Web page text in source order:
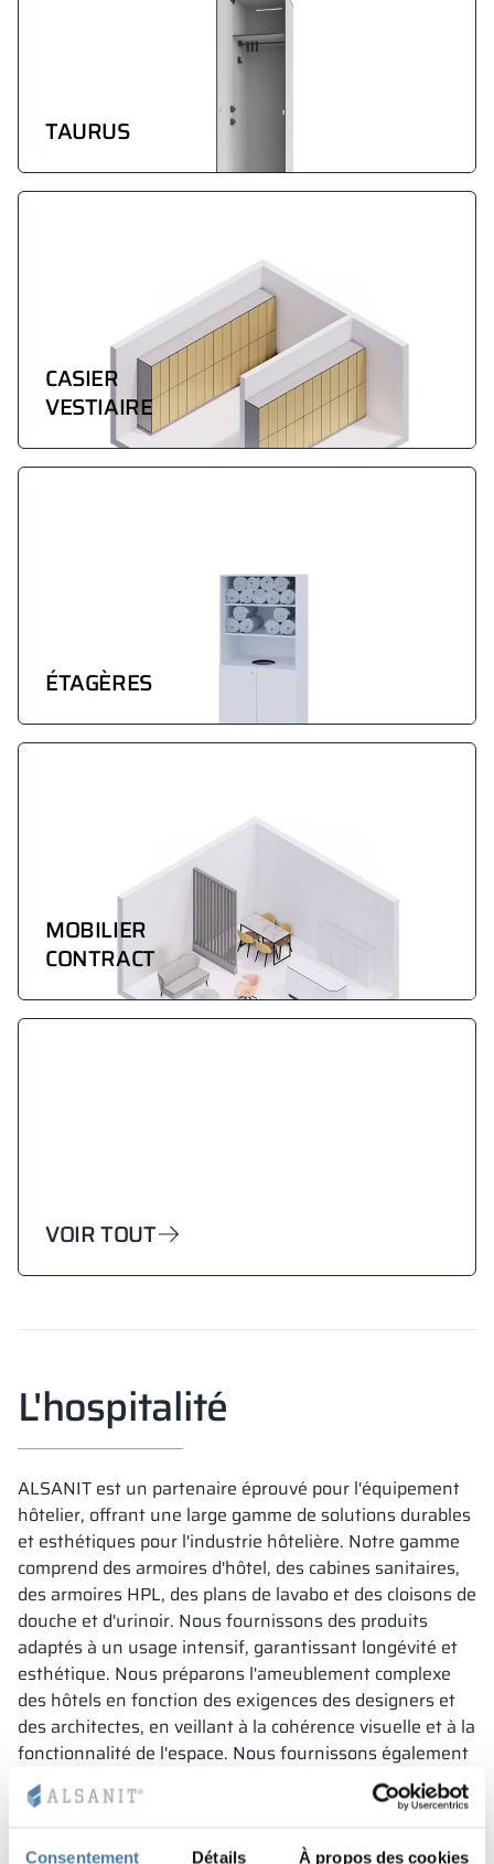
Consentement Détails À propos des cookies
TAURUS
CASIER
VESTIAIRE
ÉTAGÈRES
MOBILIER
CONTRACT
VOIR TOUT
L'hospitalité
ALSANIT est un partenaire éprouvé pour l'équipement
hôtelier, offrant une large gamme de solutions durables
et esthétiques pour l'industrie hôtelière. Notre gamme
comprend des armoires d'hôtel, des cabines sanitaires,
des armoires HPL, des plans de lavabo et des cloisons de
douche et d'urinoir. Nous fournissons des produits
adaptés à un usage intensif, garantissant longévité et
esthétique. Nous préparons l'ameublement complexe
des hôtels en fonction des exigences des designers et
des architectes, en veillant à la cohérence visuelle et à la
fonctionnalité de l'espace. Nous fournissons également
des conseils professionnels pour sélectionner les
meilleures solutions, ce qui permet d'optimiser